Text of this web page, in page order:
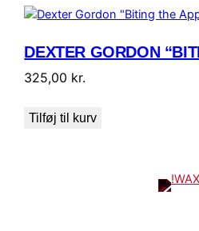
DEXTER GORDON
325,00 kr.
Tilføj til kurv